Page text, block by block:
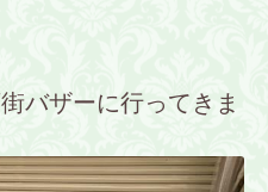
バザーに行ってきま